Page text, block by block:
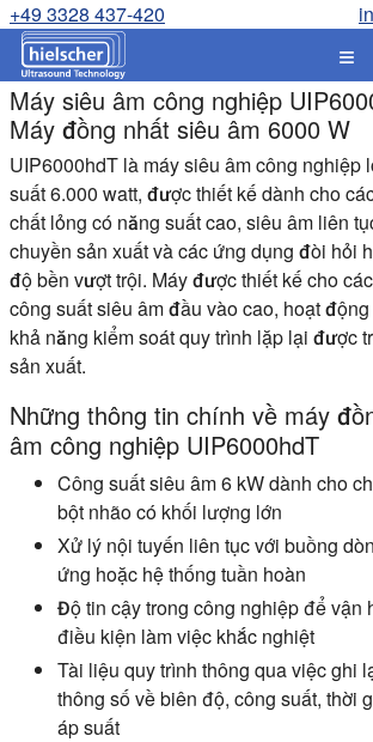
+49 3328 437-420
Máy siêu âm công nghiệp
Máy đồng nhất siêu âm 6000 W
UIP6000hdT là máy siêu âm công nghiệp
suất 6.000 watt, được thiết kế dành cho
chất lỏng có năng suất cao, siêu âm liên
chuyền sản xuất và các ứng dụng đòi hỏi
độ bền vượt trội. Máy được thiết kế cho
công suất siêu âm đầu vào cao, hoạt
khả năng kiểm soát quy trình lặp lại được
sản xuất.
Những thông tin chính về máy
âm công nghiệp UIP6000hdT
Công suất siêu âm 6 kWdành cho
bột nhão có khối lượng lớn
Xử lý nội tuyến liên tụcvới buồng
ứng hoặc hệ thống tuần hoàn
Độ tin cậy trong công nghiệpđể vận
điều kiện làm việc khắc nghiệt
Tài liệu quy trình thông qua việc ghi
thông số về biên độ, công suất, thời
áp suất